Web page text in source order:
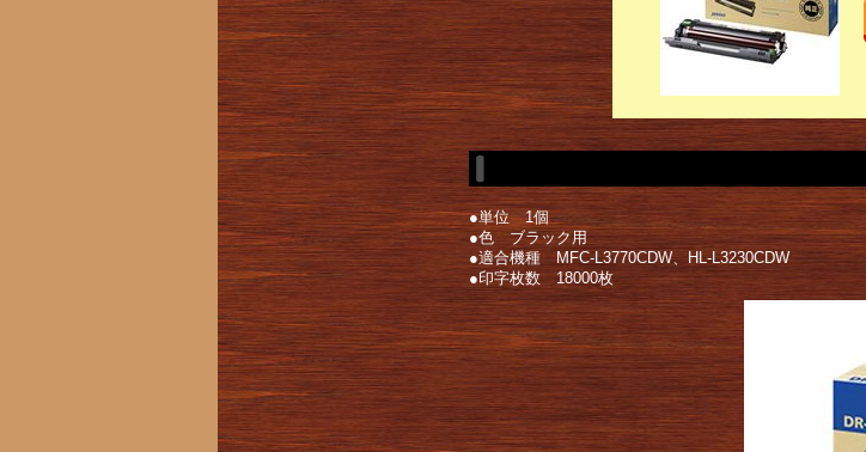
●単位 1個
●色 ブラック用
●適合機種 MFC-L3770CDW、HL-L3230CDW
●印字枚数 18000枚